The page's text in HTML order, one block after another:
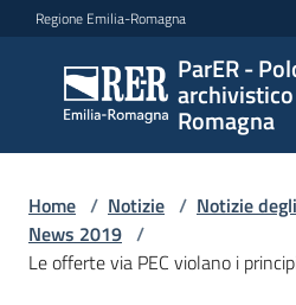
Vai al contenuto
Vai alla navigazione
Vai al footer
Regione Emilia-Romagna
ParER -
Romagna
ParER -
Polo
archivistico
Romagna
Home / Notizie / Notizie
News 2019 /
Le offerte via PEC violano i